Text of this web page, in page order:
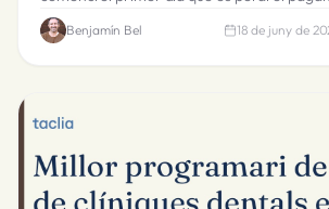
guia cobreix cada pas.
Benjamín Bel 18 de juny de